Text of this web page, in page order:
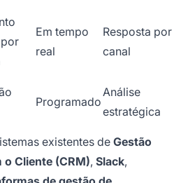
Em tempo
real
Resposta por
canal
Programado
Análise
estratégica
existentes de Gestão
Cliente (CRM), Slack,